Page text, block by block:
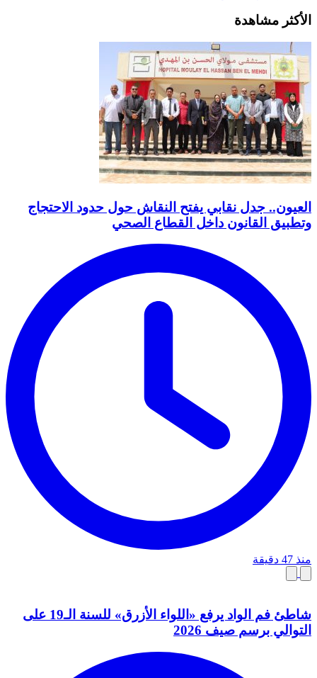
الأكثر مشاهدة
العيون.. جدل نقابي يفتح النقاش حول حدود الاحتجاج
وتطبيق القانون داخل القطاع الصحي
منذ 47 دقيقة
شاطئ فم الواد يرفع «اللواء الأزرق» للسنة الـ19 على
التوالي برسم صيف 2026